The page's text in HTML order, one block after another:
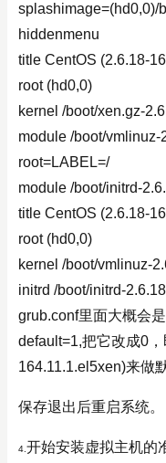
splashimage=(hd0,0)/
hiddenmenu
title CentOS (2.6.18-
root (hd0,0)
kernel /boot/xen.gz-
module /boot/vmlinuz-
root=LABEL=/
module /boot/initrd-
title CentOS (2.6.18-
root (hd0,0)
kernel /boot/vmlinuz-
initrd /boot/initrd-
grub.conf里面大概会
default=1,把它改成0
164.11.1.el5xen)来做
保存退出后重启系统。
4. 开始安装虚拟主机的